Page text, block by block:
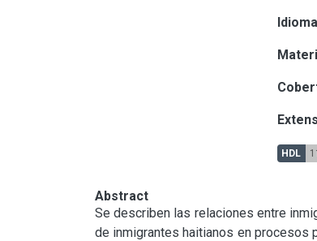
Idioma
HDL
Abstract
Se describen las relaciones entre
de inmigrantes haitianos en procesos